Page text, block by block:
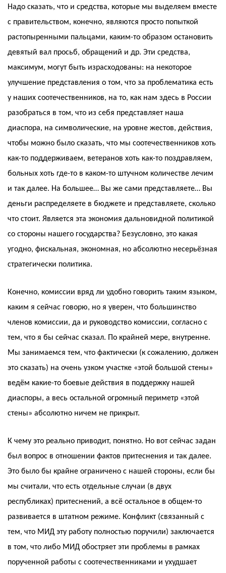
Надо сказать, что и средства, которые мы выделяем вместе
с правительством, конечно, являются просто попыткой
растопыренными пальцами, каким-то образом остановить
девятый вал просьб, обращений и др. Эти средства,
максимум, могут быть израсходованы: на некоторое
улучшение представления о том, что за проблематика есть
у наших соотечественников, на то, как нам здесь в России
разобраться в том, что из себя представляет наша
диаспора, на символические, на уровне жестов, действия,
чтобы можно было сказать, что мы соотечественников хоть
как-то поддерживаем, ветеранов хоть как-то поздравляем,
больных хоть где-то в каком-то штучном количестве лечим
и так далее. На большее… Вы же сами представляете… Вы
деньги распределяете в бюджете и представляете, сколько
что стоит. Является эта экономия дальновидной политикой
со стороны нашего государства? Безусловно, это какая
угодно, фискальная, экономная, но абсолютно несерьёзная
стратегически политика.
Конечно, комиссии вряд ли удобно говорить таким языком,
каким я сейчас говорю, но я уверен, что большинство
членов комиссии, да и руководство комиссии, согласно с
тем, что я бы сейчас сказал. По крайней мере, внутренне.
Мы занимаемся тем, что фактически (к сожалению, должен
это сказать) на очень узком участке «этой большой стены»
ведём какие-то боевые действия в поддержку нашей
диаспоры, а весь остальной огромный периметр «этой
стены» абсолютно ничем не прикрыт.
К чему это реально приводит, понятно. Но вот сейчас задан
был вопрос в отношении фактов притеснения и так далее.
Это было бы крайне ограничено с нашей стороны, если бы
мы считали, что есть отдельные случаи (в двух
республиках) притеснений, а всё остальное в общем-то
развивается в штатном режиме. Конфликт (связанный с
тем, что МИД эту работу полностью поручили) заключается
в том, что либо МИД обостряет эти проблемы в рамках
порученной работы с соотечественниками и ухудшает